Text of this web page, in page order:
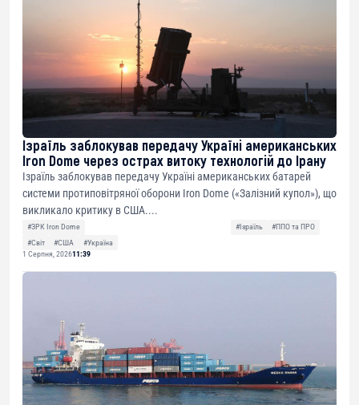
Ізраїль заблокував передачу Україні американських
Iron Dome через острах витоку технологій до Ірану
Ізраїль заблокував передачу Україні американських батарей
системи протиповітряної оборони Iron Dome («Залізний купол»), що
викликало критику в США....
#ЗРК Iron Dome #Ізраїль
#ППО та ПРО
#Світ
#США
#Україна
1 Серпня, 202611:39